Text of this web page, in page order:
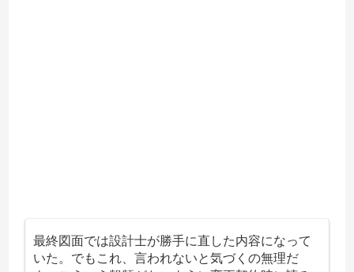
最終図面では設計士が勝手に直した内容になって
いた。でもこれ、言われないと気づくの無理だ